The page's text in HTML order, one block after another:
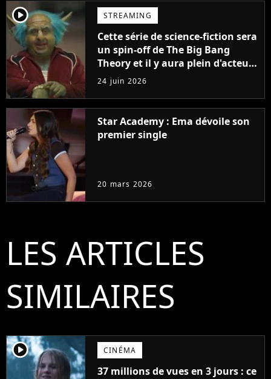
player2 STREAMING
Cette série de science-fiction sera
un spin-off de The Big Bang
Theory et il y aura plein d'acteurs
cultes dedans
24 juin 2026
Star Academy : Ema dévoile son
premier single
20 mars 2026
LES ARTICLES
SIMILAIRES
player2 CINÉMA
37 millions de vues en 3 jours : ce